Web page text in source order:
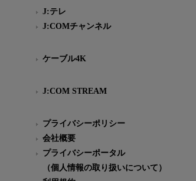
J:テレ
J:COMチャンネル
ケーブル4K
J:COM STREAM
プライバシーポリシー
会社概要
プライバシーポータル
（個人情報の取り扱いについて）